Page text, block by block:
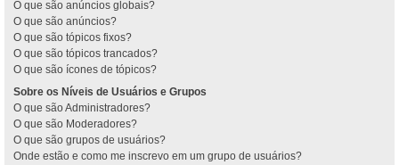
O que são anúncios globais?
O que são anúncios?
O que são tópicos fixos?
O que são tópicos trancados?
O que são ícones de tópicos?
Sobre os Níveis de Usuários e Grupos
O que são Administradores?
O que são Moderadores?
O que são grupos de usuários?
Onde estão e como me inscrevo em um grupo de usuários?